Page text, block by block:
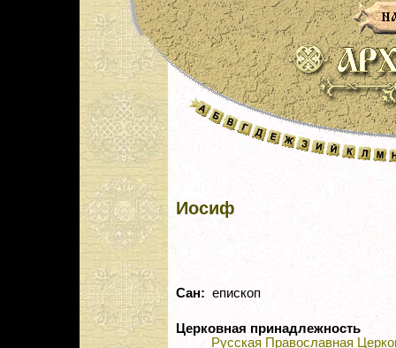
Иосиф
Сан: епископ
Церковная принадлежность
Русская Православная